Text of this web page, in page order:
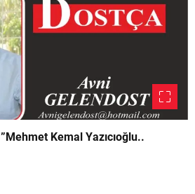
“HER KENT’E LAZIM.. ”Mehmet Kemal Yazıcıoğlu..